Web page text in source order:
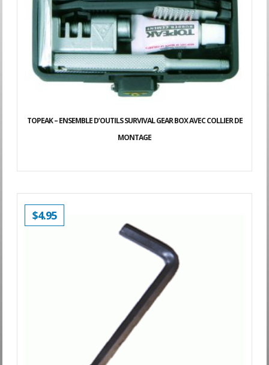
TOPEAK – ENSEMBLE D’OUTILS SURVIVAL GEAR BOX AVEC COLLIER DE
MONTAGE
$4.95